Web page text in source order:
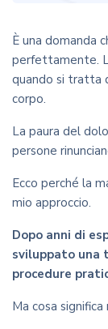
È una domanda
perfettamente.
quando si tratta
corpo.
La paura del
persone
Ecco perché la
mio approccio.
Dopo anni di
sviluppato una
procedure
Ma cosa